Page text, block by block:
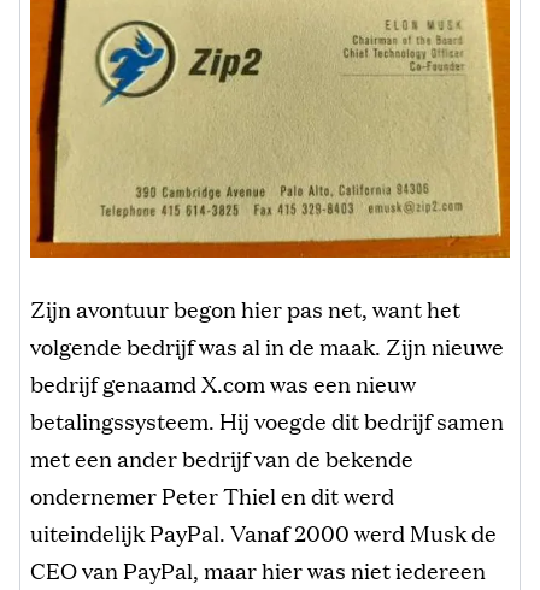
Zijn avontuur begon hier pas net, want het
volgende bedrijf was al in de maak. Zijn nieuwe
bedrijf genaamd X.com was een nieuw
betalingssysteem. Hij voegde dit bedrijf samen
met een ander bedrijf van de bekende
ondernemer Peter Thiel en dit werd
uiteindelijk PayPal. Vanaf 2000 werd Musk de
CEO van PayPal, maar hier was niet iedereen